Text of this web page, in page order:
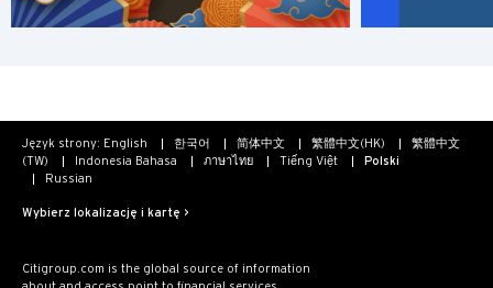
Język strony: English 한국어 简体中文 繁體中文(HK)
繁體中文
(TW)
Indonesia Bahasa ภาษาไทย Tiếng Việt
Polski
Russian
Wybierz lokalizację i kartę >
Citigroup.com is the global source of information
Koulun, Hong Kong
S
Singapur
WSZYSTKIE JĘZYKI